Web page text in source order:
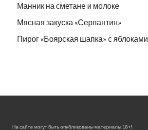
Манник на сметане и молоке
Мясная закуска «Серпантин»
Пирог «Боярская шапка» с яблоками
На сайте могут быть опубликованы материалы 18+!